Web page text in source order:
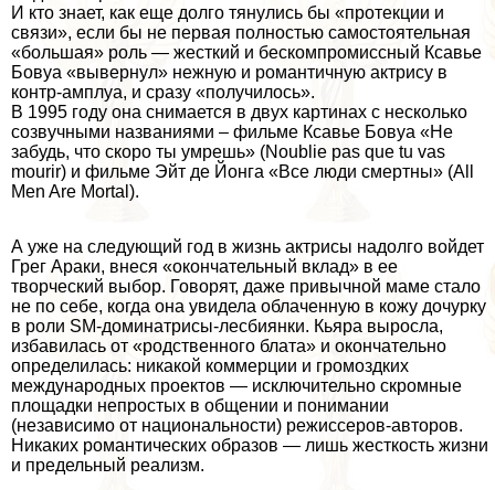
И кто знает, как еще долго тянулись бы «протекции и
связи», если бы не первая полностью самостоятельная
«большая» роль — жесткий и бескомпромиссный Ксавье
Бовуа «вывернул» нежную и романтичную актрису в
контр-амплуа, и сразу «получилось».
В 1995 году она снимается в двух картинах с несколько
созвучными названиями – фильме Ксавье Бовуа «Не
забудь, что скоро ты умрешь» (Noublie pas que tu vas
mourir) и фильме Эйт де Йонга «Все люди cмepтны» (All
Men Are Mortal).
А уже на следующий год в жизнь актрисы надолго войдет
Грег Аpaки, внеся «окончательный вклад» в ее
творческий выбор. Говорят, даже привычной маме стало
не по себе, когда она увидела облаченную в кожу дочурку
в роли SM-доминатрисы-лecбиянки. Кьяра выросла,
избавилась от «родственного блата» и окончательно
определилась: никакой коммерции и громоздких
международных проектов — исключительно скромные
площадки непростых в общении и понимании
(независимо от национальности) режиссеров-авторов.
Никаких романтических образов — лишь жесткость жизни
и предельный реализм.